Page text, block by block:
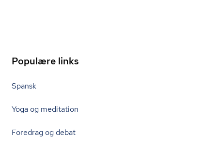
Populære links
Spansk
Yoga og meditation
Foredrag og debat